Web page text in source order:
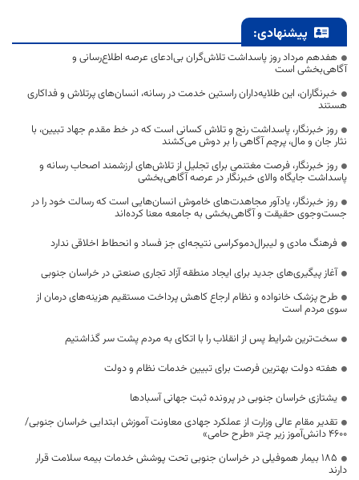
پیشنهادی:
هفدهم مرداد روز پاسداشت تلاش‌گران بی‌ادعای عرصه اطلاع‌رسانی و
آگاهی‌بخشی است
خبرنگاران، این طلایه‌داران راستین خدمت در رسانه، انسان‌های پرتلاش و فداکاری
هستند
روز خبرنگار، پاسداشت رنج و تلاش کسانی است که در خط مقدم جهاد تبیین، با
نثار جان و مال، پرچم آگاهی را بر دوش می‌کشند
روز خبرنگار، فرصت مغتنمی برای تجلیل از تلاش‌های ارزشمند اصحاب رسانه و
پاسداشت جایگاه والای خبرنگار در عرصه آگاهی‌بخشی
روز خبرنگار، یادآور مجاهدت‌های خاموش انسان‌هایی است که رسالت خود را در
جست‌وجوی حقیقت و آگاهی‌بخشی به جامعه معنا کرده‌اند
فرهنگ مادی و لیبرال‌دموکراسی نتیجه‌ای جز فساد و انحطاط اخلاقی ندارد
آغاز پیگیری‌های جدید برای ایجاد منطقه آزاد تجاری صنعتی در خراسان جنوبی
طرح پزشک خانواده و نظام ارجاع کاهش پرداخت مستقیم هزینه‌های درمان از
سوی مردم است
سخت‌ترین شرایط پس از انقلاب را با اتکای به مردم پشت سر گذاشتیم
هفته دولت بهترین فرصت برای تبیین خدمات نظام و دولت
یشتازی خراسان جنوبی در پرونده ثبت جهانی آسبادها
تقدیر مقام عالی وزارت از عملکرد جهادی معاونت آموزش ابتدایی خراسان جنوبی/
۴۶۰۰ دانش‌آموز زیر چتر «طرح حامی»
۱۸۵ بیمار هموفیلی در خراسان جنوبی تحت پوشش خدمات بیمه سلامت قرار
دارند